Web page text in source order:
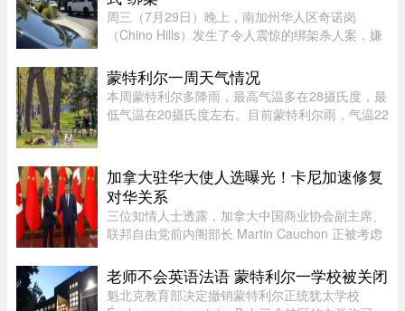
周三（7月29日）晚上，南加州华人区奇诺岗
（Chino Hills）发生了令人震惊的绑架杀人案，嫌
者，此种暴行震惊了全美。周五（7月31日），圣
贝纳迪诺县（San Bernardino Coun ...
蒙特利尔一周天气情况
本周蒙特利尔多降雨，最高气温多在28摄氏度，最
低气温在20摄氏度左右。目前蒙特利尔雨，气温22
尔空气质量优，紫外线指数 ...
加拿大驻华大使人选曝光！卡尼加速修复
对华关系
三位知情人士透露，加拿大中国商业协会副主席、
联邦自由党前内阁部长 Martin Cauchon 正被考虑
力修复受损的外交和经济关系。Martin Cauchon
曾在让·克雷蒂安政府任司 ...
老师不会英语法语 蒙特利尔一学校被关闭
魁北克教育部决定撤销蒙特利尔正统犹太学校